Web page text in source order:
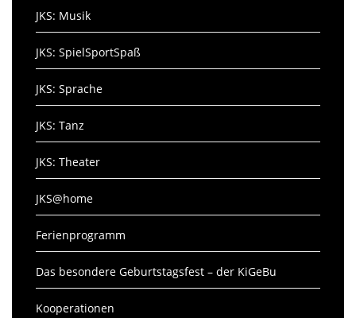
JKS: Musik
JKS: SpielSportSpaß
JKS: Sprache
JKS: Tanz
JKS: Theater
JKS@home
Ferienprogramm
Das besondere Geburtstagsfest – der KiGeBu
Kooperationen